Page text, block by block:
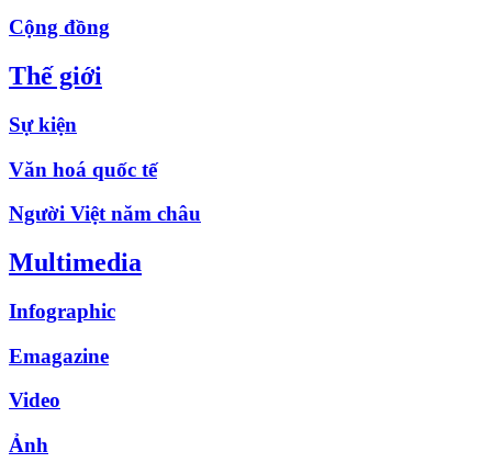
Cộng đồng
Thế giới
Sự kiện
Văn hoá quốc tế
Người Việt năm châu
Multimedia
Infographic
Emagazine
Video
Ảnh